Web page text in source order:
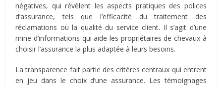
négatives, qui révèlent les aspects pratiques des polices
d’assurance, tels que l’efficacité du traitement des
réclamations ou la qualité du service client. Il s’agit d’une
mine d’informations qui aide les propriétaires de chevaux à
choisir l’assurance la plus adaptée à leurs besoins.
La transparence fait partie des critères centraux qui entrent
en jeu dans le choix d’une assurance. Les témoignages